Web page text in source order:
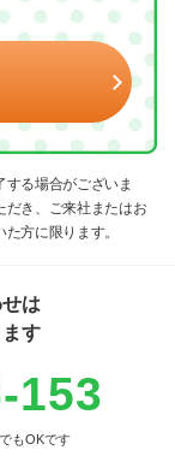
る場合がございま
き、ご来社またはお
方に限ります。
は
す
153
もOKです